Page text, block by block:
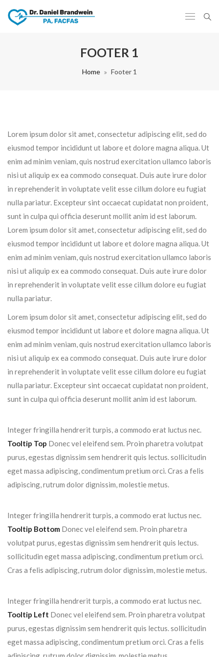
FOOTER 1
Home Footer 1
Lorem ipsum dolor sit amet, consectetur adipiscing elit, sed do
eiusmod tempor incididunt ut labore et dolore magna aliqua. Ut
enim ad minim veniam, quis nostrud exercitation ullamco laboris
nisi ut aliquip ex ea commodo consequat. Duis aute irure dolor
in reprehenderit in voluptate velit esse cillum dolore eu fugiat
nulla pariatur. Excepteur sint occaecat cupidatat non proident,
sunt in culpa qui officia deserunt mollit anim id est laborum.
Lorem ipsum dolor sit amet, consectetur adipiscing elit, sed do
eiusmod tempor incididunt ut labore et dolore magna aliqua. Ut
enim ad minim veniam, quis nostrud exercitation ullamco laboris
nisi ut aliquip ex ea commodo consequat. Duis aute irure dolor
in reprehenderit in voluptate velit esse cillum dolore eu fugiat
nulla pariatur.
Lorem ipsum dolor sit amet, consectetur adipiscing elit, sed do
eiusmod tempor incididunt ut labore et dolore magna aliqua. Ut
enim ad minim veniam, quis nostrud exercitation ullamco laboris
nisi ut aliquip ex ea commodo consequat. Duis aute irure dolor
in reprehenderit in voluptate velit esse cillum dolore eu fugiat
nulla pariatur. Excepteur sint occaecat cupidatat non proident,
sunt in culpa qui officia deserunt mollit anim id est laborum.
Integer fringilla hendrerit turpis, a commodo erat luctus nec.
Tooltip Top Donec vel eleifend sem. Proin pharetra volutpat
purus, egestas dignissim sem hendrerit quis lectus. sollicitudin
eget massa adipiscing, condimentum pretium orci. Cras a felis
adipiscing, rutrum dolor dignissim, molestie metus.
Integer fringilla hendrerit turpis, a commodo erat luctus nec.
Tooltip Bottom Donec vel eleifend sem. Proin pharetra
volutpat purus, egestas dignissim sem hendrerit quis lectus.
sollicitudin eget massa adipiscing, condimentum pretium orci.
Cras a felis adipiscing, rutrum dolor dignissim, molestie metus.
Integer fringilla hendrerit turpis, a commodo erat luctus nec.
Tooltip Left Donec vel eleifend sem. Proin pharetra volutpat
purus, egestas dignissim sem hendrerit quis lectus. sollicitudin
eget massa adipiscing, condimentum pretium orci. Cras a felis